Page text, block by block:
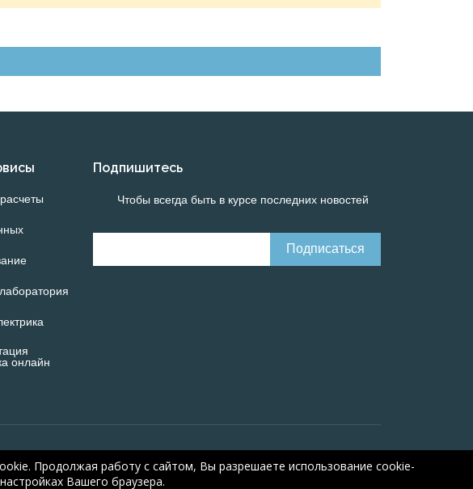
онлайн
Подпишитесь
Чтобы всегда быть в курсе последних новостей
, 2008-2026
Продолжая работу с сайтом, Вы разрешаете использование cookie-
Вашего браузера.